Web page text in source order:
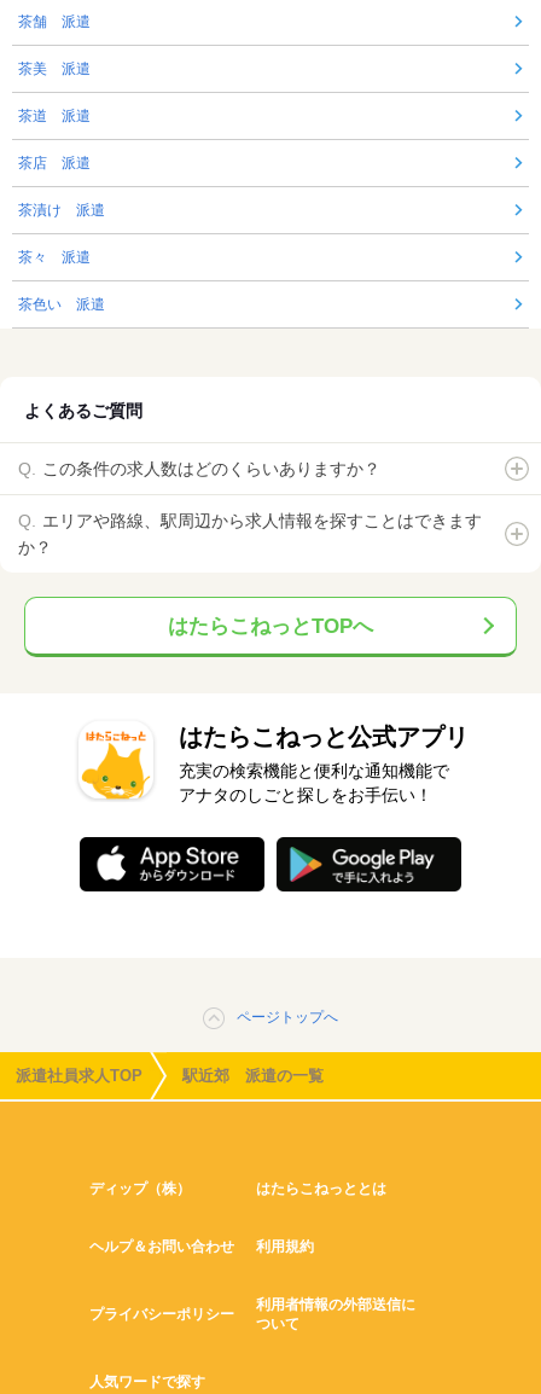
茶舗 派遣
茶美 派遣
茶道 派遣
茶店 派遣
茶漬け 派遣
茶々 派遣
茶色い 派遣
よくあるご質問
この条件の求人数はどのくらいありますか？
エリアや路線、駅周辺から求人情報を探すことはできます
か？
はたらこねっとTOPへ
はたらこねっと公式アプリ
充実の検索機能と便利な通知機能で
アナタのしごと探しをお手伝い！
ページトップへ
派遣社員求人TOP 駅近郊 派遣の一覧
ディップ（株） はたらこねっととは
ヘルプ＆お問い合わせ 利用規約
プライバシーポリシー
利用者情報の外部送信に
ついて
人気ワードで探す